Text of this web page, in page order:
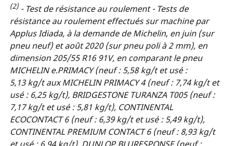
(2)- Test de résistance au roulement - Tests de
résistance au roulement effectués sur machine par
Applus Idiada, à la demande de Michelin, en juin (sur
pneu neuf) et août 2020 (sur pneu poli à 2 mm), en
dimension 205/55 R16 91V, en comparant le pneu
MICHELIN e.PRIMACY (neuf : 5,58 kg/t et usé :
5,13 kg/t aux MICHELIN PRIMACY 4 (neuf : 7,74 kg/t et
usé : 6,25 kg/t), BRIDGESTONE TURANZA T005 (neuf :
7,17 kg/t et usé : 5,81 kg/t), CONTINENTAL
ECOCONTACT 6 (neuf : 6,39 kg/t et usé : 5,49 kg/t),
CONTINENTAL PREMIUM CONTACT 6 (neuf : 8,93 kg/t